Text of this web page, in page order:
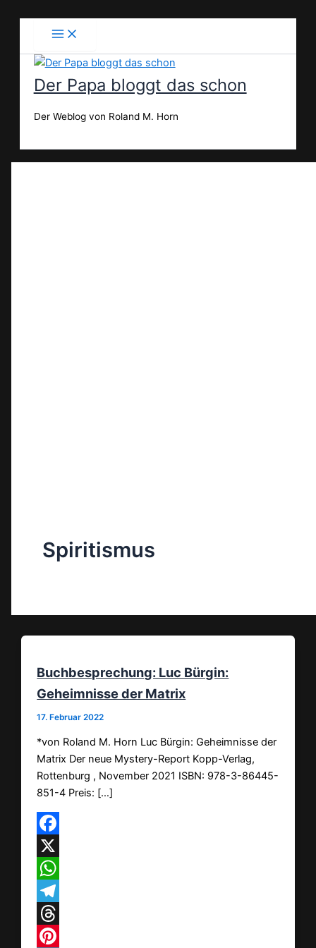
Der Papa bloggt das schon
Der Weblog von Roland M. Horn
Spiritismus
Buchbesprechung: Luc Bürgin:
Geheimnisse der Matrix
17. Februar 2022
*von Roland M. Horn Luc Bürgin: Geheimnisse der
Matrix Der neue Mystery-Report Kopp-Verlag,
Rottenburg , November 2021 ISBN: 978-3-86445-
851-4 Preis: […]
Facebook
X
WhatsApp
Telegram
Threads